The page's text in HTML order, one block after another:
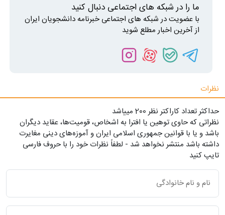
ما را در شبکه های اجتماعی دنبال کنید
با عضویت در شبکه های اجتماعی خبرنامه دانشجویان ایران
از آخرین اخبار مطلع شوید
نظرات
حداکثر تعداد کاراکتر نظر 200 ميياشد
نظراتی که حاوی توهین یا افترا به اشخاص، قومیت‌ها، عقاید دیگران
باشد و یا با قوانین جمهوری اسلامی ایران و آموزه‌های دینی مغایرت
داشته باشد منتشر نخواهد شد - لطفاً نظرات خود را با حروف فارسی
تایپ کنید